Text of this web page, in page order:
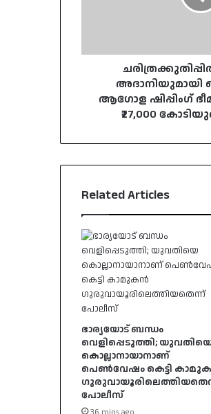
വരുന്നത്
കോടിയുടെ
നിക്ഷേപം
ആഗോള ഷിപ്പിംഗ്
₹27,000
Related Articles
ഭാര്യയോട് ബന്ധം
വെളിപ്പെടുത്തി;
കൊല്ലാനായാനാണ്
പെൺവേഷം കെട്ടി
പോലീസ്